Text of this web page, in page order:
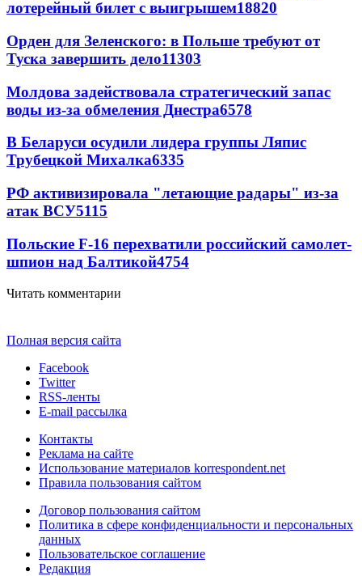
лотерейный билет с выигрышем18820
Орден для Зеленского: в Польше требуют от
Туска завершить дело11303
Молдова задействовала стратегический запас
воды из-за обмеления Днестра6578
В Беларуси осудили лидера группы Ляпис
Трубецкой Михалка6335
РФ активизировала "летающие радары" из-за
атак ВСУ5115
Польские F-16 перехватили российский самолет-
шпион над Балтикой4754
Читать комментарии
Полная версия сайта
Facebook
Twitter
RSS-ленты
E-mail рассылка
Контакты
Реклама на сайте
Использование материалов korrespondent.net
Правила пользования сайтом
Договор пользования сайтом
Политика в сфере конфиденциальности и персональных
данных
Пользовательское соглашение
Редакция